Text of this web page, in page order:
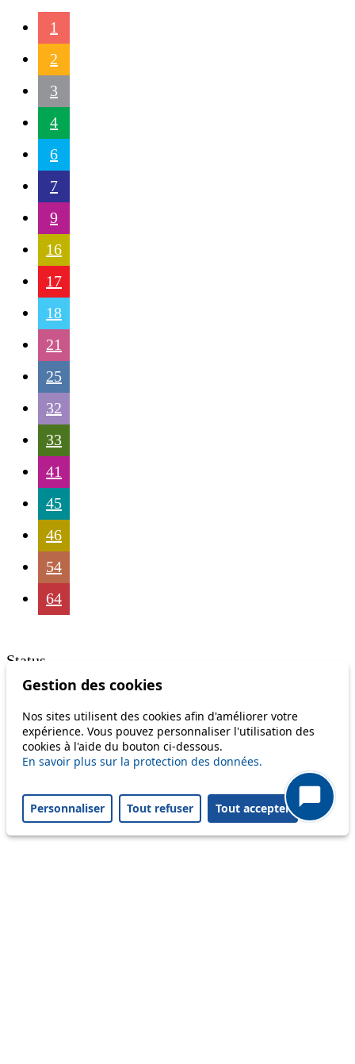
1
2
3
4
6
7
9
16
17
18
21
25
32
33
41
45
46
54
64
Status
Information
Ongoing disruption
Disruption to come
Only lines affected by disruptions are listed above.
Gestion des cookies
Nos sites utilisent des cookies afin d'améliorer votre
expérience. Vous pouvez personnaliser l'utilisation des
cookies à l'aide du bouton ci-dessous.
En savoir plus sur la protection des données.
Personnaliser Tout refuser Tout accepter